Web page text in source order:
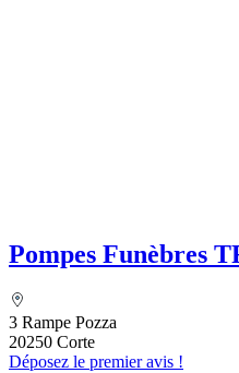
Pompes Funèbres
secondaire
3 Rampe Pozza
20250 Corte
Déposez le premier avis !